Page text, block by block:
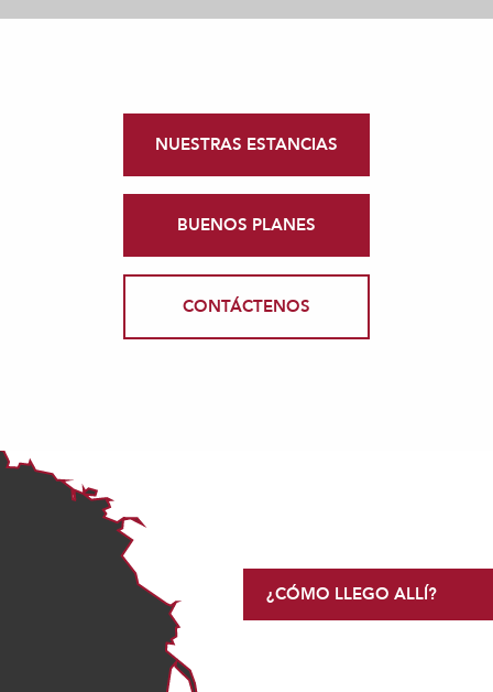
NUESTRAS ESTANCIAS
BUENOS PLANES
CONTÁCTENOS
¿CÓMO LLEGO ALLÍ?